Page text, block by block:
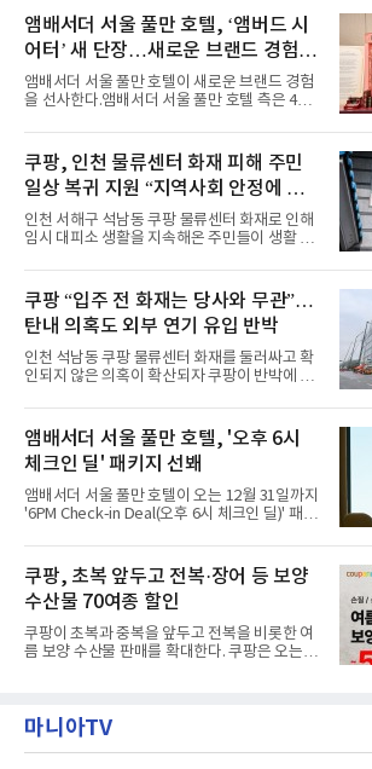
력을 앞세워 매 무대 색다른 볼거리를 선사했다.
특히 화사한 파스텔 톤의 비치웨어부터 청량한
마린룩, 햇살 아래 반짝이는 물결을 연상시키는
스커트, 강렬한 붉은 계열의 스타일링까지 각기
다른 매력을 선보였다. 브브걸은 다채로운 여름
패션을 완벽하게 소화하며 보
앰배서더 서울 풀만 호텔, ‘앰버드 시
어터’ 새 단장…새로운 브랜드 경험 선
사
앰배서더 서울 풀만 호텔이 새로운 브랜드 경험
을 선사한다.앰배서더 서울 풀만 호텔 측은 4일
이야기를 담은 인형 극장 콘셉트의 공간 ‘앰버드
시어터(Ambird Theater)’를 새롭게 선보인
다”고 밝혔다.앰배서더 서울 풀만 호텔은 로비
한편에 마련된 앰버드 존을 통해 앰버드의 세계
관을 소개해왔다. 앰버드 존은 앰버드가 우주여
행 중 수집한 다양한 굿즈를 전시한 '앰버드 플래
닛(Ambird Planet)과 계절별 플라워 연출로 사
라 극장을 모티브로 한 데코레이션으로 구성됐
다. 무대 공간 및 티켓 박스
쿠팡, 인천 물류센터 화재 피해 주민
일상 복귀 지원 “지역사회 안정에 총
력”
인천 서해구 석남동 쿠팡 물류센터 화재로 인해
임시 대피소 생활을 지속해온 주민들이 생활 터
필먼트서비스(CFS)가 지난 28일부터 화재 피해
주민을 대상으로 전문 출장 청소서비스 지원에
나섬으로써 본격적인 지역사회 복구 작업이 시
작된 것이다.대피소 주민 중심 청소 접수, 첫날
부터 2가구 지원 완료CFS는 신현초등학교, 신
현북초등학교, 신현여자중학교 등 인천 서해구
관내 임시 대피소 3곳에서 체류해온 화재 피해
민들의 호응 속에 CFS는 즉시 행동에 나섰다. 지
난 28일 오후 전문 청소업체와
쿠팡 “입주 전 화재는 당사와 무관”…
탄내 의혹도 외부 연기 유입 반박
인천 석남동 쿠팡 물류센터 화재를 둘러싸고 확
인되지 않은 의혹이 확산되자 쿠팡이 반박에 나
에 대해서는 외부 화재 연기 유입이라고 설명했
고, 2023년 같은 물류센터에서 발생한 화재에
대해서도 쿠팡 입주 전 공사 과정에서 벌어진 일
이라며 선을 그었다.쿠팡은 21일 인천 물류센터
내부에서 불이 타는 냄새가 났다는 의혹과 관련
해 “사실무근”이라는 입장을 밝혔다.회사 측은
“인근에서 지난 15일 다른 회사에서 발생한 대
것으로 확인됐다”고 설명했다.이어 “정확한 화
재 원인은 추후 조사될
앰배서더 서울 풀만 호텔, '오후 6시
체크인 딜' 패키지 선봬
앰배서더 서울 풀만 호텔이 오는 12월 31일까지
'6PM Check-in Deal(오후 6시 체크인 딜)' 패키
으로 여유로운 저녁 시간부터 호텔 스테이를 시
작할 수 있도록 준비됐다.앰배서더 서울 풀만 호
텔 측은 “퇴근 후 또는 주말 도심 속에서 짧지만
온전한 휴식을 원하는 고객들에게 특별한 경험
을 제공한다”고 밝혔다.패키지는 디럭스와 이그
제큐티브 두 가지 타입으로 구성된다. 디럭스 패
키지는 객실 1박(룸 온리)으로 심플한 호캉스를
스 센터 사우나 2인 이용 혜택이 포함된다.특히
클럽 앰배서더 라운지
쿠팡, 초복 앞두고 전복·장어 등 보양
수산물 70여종 할인
쿠팡이 초복과 중복을 앞두고 전복을 비롯한 여
름 보양 수산물 판매를 확대한다. 쿠팡은 오는
우 등이 포함됐다. 쿠팡은 올해 큰 크기의 전복
생산량이 늘어난 점을 반영해 주요 산지 상품을
마니아TV